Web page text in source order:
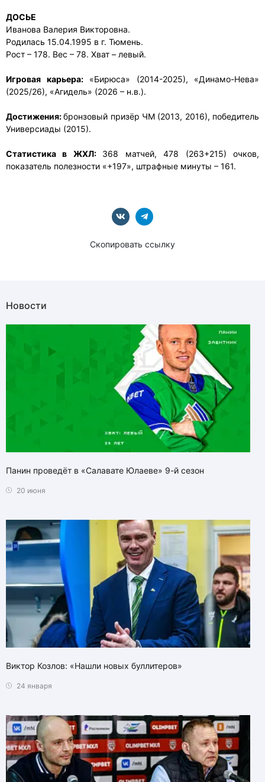
ДОСЬЕ
Иванова Валерия Викторовна.
Родилась 15.04.1995 в г. Тюмень.
Рост – 178. Вес – 78. Хват – левый.
Игровая карьера:«Бирюса» (2014-2025), «Динамо-Нева»
(2025/26), «Агидель» (2026 – н.в.).
Достижения:бронзовый призёр ЧМ (2013, 2016), победитель
Универсиады (2015).
Статистика в ЖХЛ: 368 матчей, 478 (263+215) очков,
показатель полезности «+197», штрафные минуты – 161.
Скопировать ссылку
Новости
Панин проведёт в «Салавате Юлаеве» 9-й сезон
20 июня
Виктор Козлов: «Нашли новых буллитеров»
24 января